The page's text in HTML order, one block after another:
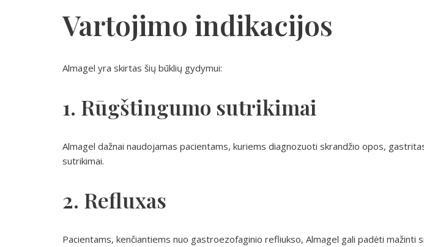
Vartojimo indikacijos
Almagel yra skirtas šių būklių gydymui:
1. Rūgštingumo sutrikimai
Almagel dažnai naudojamas pacientams, kuriems diagnozuoti skrandžio opos,
sutrikimai.
2. Refluxas
Pacientams, kenčiantiems nuo gastroezofaginio refliukso, Almagel gali padėti mažinti